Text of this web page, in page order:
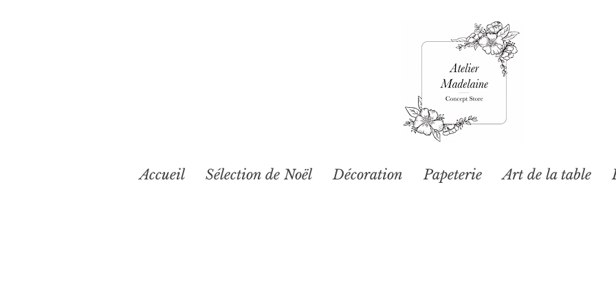
Accueil Sélection de Noël Décoration Papeterie Art de la table